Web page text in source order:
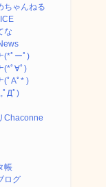
ちゃんねる
な
(*ﾟーﾟ)
(*ﾟ∀ﾟ)
(ﾟAﾟ* )
ﾟДﾟ)
Chaconne
帳
ログ